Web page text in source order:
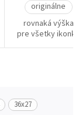
originálne
rovnaká výška
pre všetky ikonky
36x27